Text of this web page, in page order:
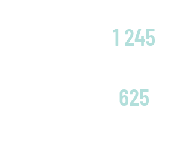
1 245
625